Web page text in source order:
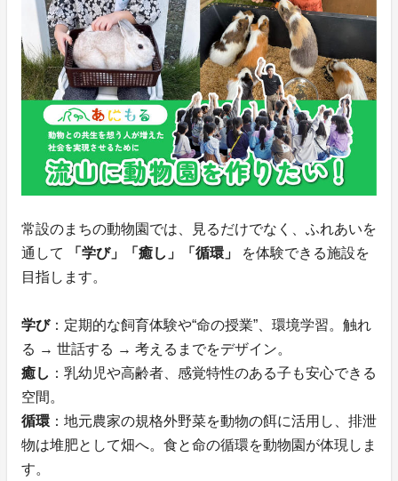
常設のまちの動物園では、見るだけでなく、ふれあいを
通して
「学び」「癒し」「循環」
を体験できる施設を
目指します。
学び：定期的な飼育体験や“命の授業”、環境学習。触れ
る → 世話する → 考えるまでをデザイン。
癒し ：乳幼児や高齢者、感覚特性のある子も安心できる
空間。
循環 ：地元農家の規格外野菜を動物の餌に活用し、排泄
物は堆肥として畑へ。食と命の循環を動物園が体現しま
す。